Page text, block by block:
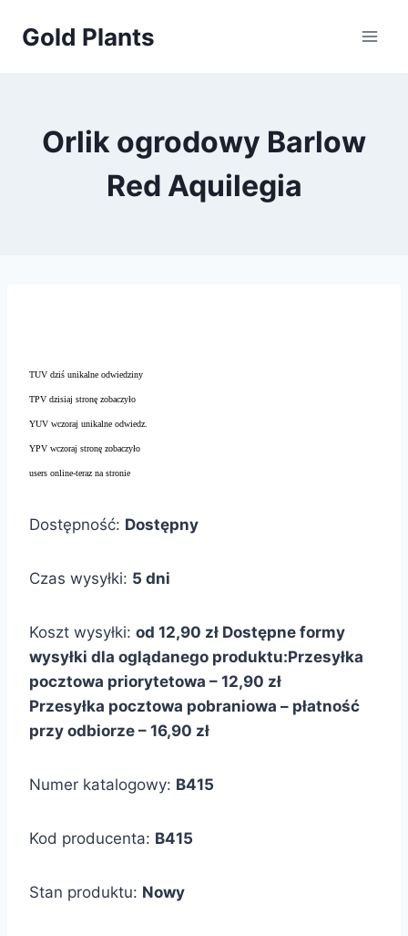
Gold Plants
Orlik ogrodowy Barlow
Red Aquilegia
TUV dziś unikalne odwiedziny
TPV dzisiaj stronę zobaczyło
YUV wczoraj unikalne odwiedz.
YPV wczoraj stronę zobaczyło
users online-teraz na stronie
Dostępność: Dostępny
Czas wysyłki: 5 dni
Koszt wysyłki: od 12,90 zł Dostępne formy
wysyłki dla oglądanego produktu:Przesyłka
pocztowa priorytetowa – 12,90 zł
Przesyłka pocztowa pobraniowa – płatność
przy odbiorze – 16,90 zł
Numer katalogowy: B415
Kod producenta: B415
Stan produktu: Nowy